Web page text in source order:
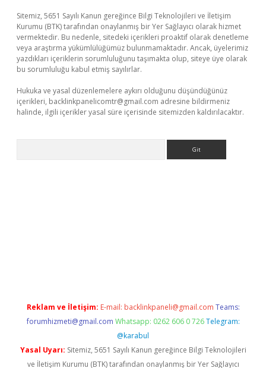
Sitemiz, 5651 Sayılı Kanun gereğince Bilgi Teknolojileri ve İletişim
Kurumu (BTK) tarafından onaylanmış bir Yer Sağlayıcı olarak hizmet
vermektedir. Bu nedenle, sitedeki içerikleri proaktif olarak denetleme
veya araştırma yükümlülüğümüz bulunmamaktadır. Ancak, üyelerimiz
yazdıkları içeriklerin sorumluluğunu taşımakta olup, siteye üye olarak
bu sorumluluğu kabul etmiş sayılırlar.
Hukuka ve yasal düzenlemelere aykırı olduğunu düşündüğünüz
içerikleri, backlinkpanelicomtr@gmail.com adresine bildirmeniz
halinde, ilgili içerikler yasal süre içerisinde sitemizden kaldırılacaktır.
Reklam ve İletişim: E-mail: backlinkpaneli@gmail.com Teams:
forumhizmeti@gmail.com Whatsapp: 0262 606 0 726 Telegram:
@karabul
Yasal Uyarı: Sitemiz, 5651 Sayılı Kanun gereğince Bilgi Teknolojileri
ve İletişim Kurumu (BTK) tarafından onaylanmış bir Yer Sağlayıcı